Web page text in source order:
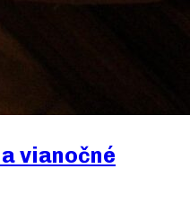
vianočné